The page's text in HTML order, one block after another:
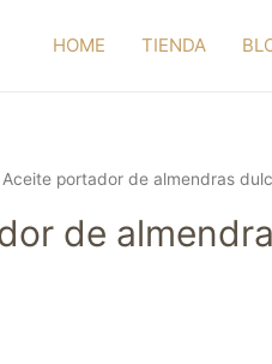
HOME TIENDA
portador de almendras
de